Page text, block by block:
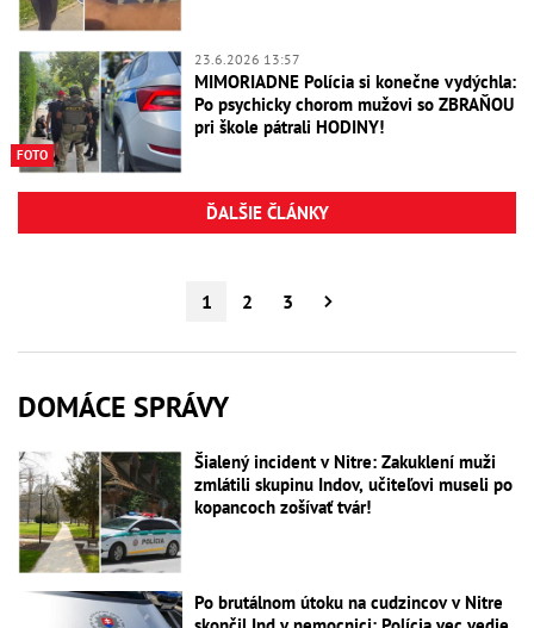
FOTO
23.6.2026 13:57
MIMORIADNE Polícia si konečne vydýchla:
Po psychicky chorom mužovi so ZBRAŇOU
pri škole pátrali HODINY!
ĎALŠIE ČLÁNKY
1 2 3
DOMÁCE SPRÁVY
Šialený incident v Nitre: Zakuklení muži
zmlátili skupinu Indov, učiteľovi museli po
kopancoch zošívať tvár!
Po brutálnom útoku na cudzincov v Nitre